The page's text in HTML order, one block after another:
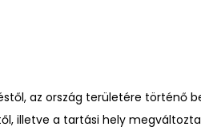
az ország területére történő
illetve a tartási hely